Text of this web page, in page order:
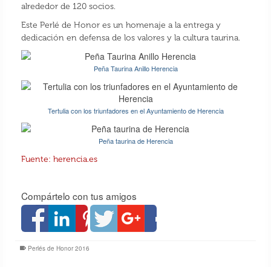
alrededor de 120 socios.
Este Perlé de Honor es un homenaje a la entrega y
dedicación en defensa de los valores y la cultura taurina.
Peña Taurina Anillo Herencia
Tertulia con los triunfadores en el Ayuntamiento de Herencia
Peña taurina de Herencia
Fuente: herencia.es
Compártelo con tus amigos
Perlés de Honor 2016